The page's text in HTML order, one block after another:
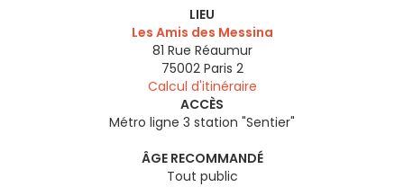
LIEU
Les Amis des Messina
81 Rue Réaumur
75002 Paris 2
Calcul d'itinéraire
ACCÈS
Métro ligne 3 station "Sentier"
ÂGE RECOMMANDÉ
Tout public